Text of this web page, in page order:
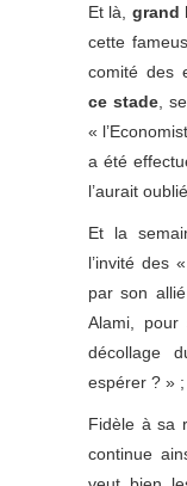
Et là, grand
cette
comité des
ce stade ,
«
a été
l’aurait
Et la
l’invité des
par son
Alami,
décollage
espérer ? » ;
Fidèle à sa
continue